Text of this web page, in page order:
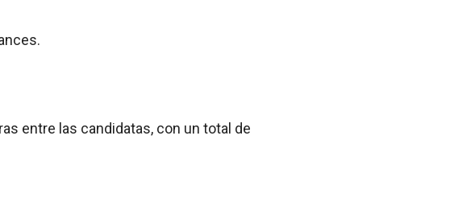
entre las candidatas, con un total de